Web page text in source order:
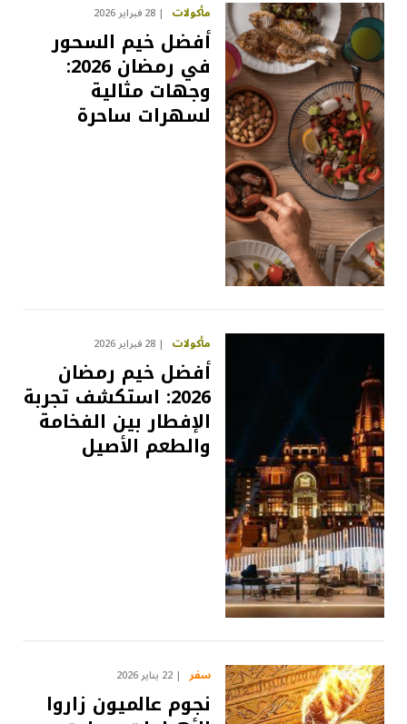
مأكولات 28 فبراير 2026
أفضل خيم السحور
في رمضان 2026:
وجهات مثالية
لسهرات ساحرة
مأكولات 28 فبراير 2026
أفضل خيم رمضان
2026: استكشف تجربة
الإفطار بين الفخامة
والطعم الأصيل
سفر 22 يناير 2026
نجوم عالميون زاروا